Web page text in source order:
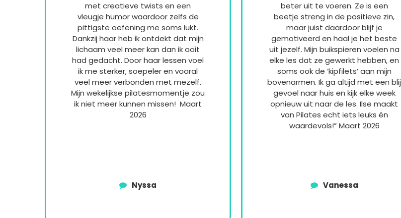
met creatieve twists en een
vleugje humor waardoor zelfs de
pittigste oefening me soms lukt.
Dankzij haar heb ik ontdekt dat mijn
lichaam veel meer kan dan ik ooit
had gedacht. Door haar lessen voel
ik me sterker, soepeler en vooral
veel meer verbonden met mezelf.
Mijn wekelijkse pilatesmomentje zou
ik niet meer kunnen missen! Maart
2026
Nyssa
beter uit te voeren. Ze is een
beetje streng in de positieve zin,
maar juist daardoor blijf je
gemotiveerd en haal je het beste
uit jezelf. Mijn buikspieren voelen na
elke les dat ze gewerkt hebben, en
soms ook de ‘kipfilets’ aan mijn
bovenarmen. Ik ga altijd met een blij
gevoel naar huis en kijk elke week
opnieuw uit naar de les. Ilse maakt
van Pilates echt iets leuks én
waardevols!” Maart 2026
Vanessa